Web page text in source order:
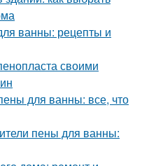
ванны: рецепты и
своими
для ванны: все, что
пены для ванны: